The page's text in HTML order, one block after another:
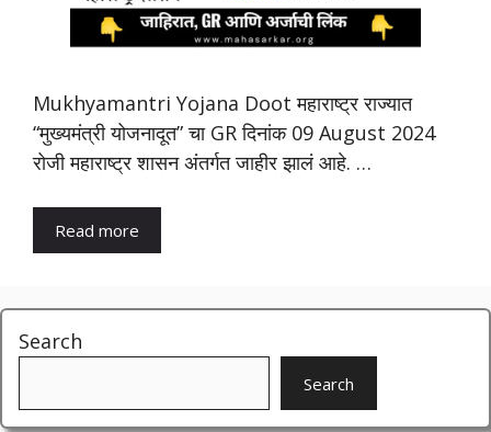
Mukhyamantri Yojana Doot महाराष्ट्र राज्यात
“मुख्यमंत्री योजनादूत” चा GR दिनांक 09 August 2024
रोजी महाराष्ट्र शासन अंतर्गत जाहीर झालं आहे. …
Read more
Search
Search